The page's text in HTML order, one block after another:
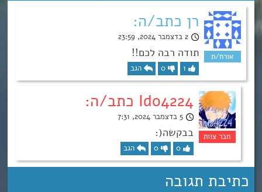
רן כתב/ה:
2 בדצמבר 2024, 23:59
תודה רבה לכם!!
1
0 הגב
Ido4224 כתב/ה:
5 בדצמבר 2024, 7:31
בבקשה(:
0
0 הגב
כתיבת תגובה